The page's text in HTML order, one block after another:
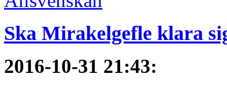
Ska Mirakelgefle klara
2016-10-31 21:43: